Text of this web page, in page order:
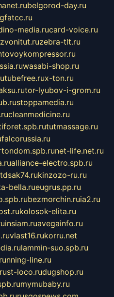
belgorod-day.ru
media.rucard-voice.ru
zvonitut.ruzebra-tlt.ru
wasabi-shop.ru
x-ton.ru
tor-lyubov-i-grom.ru
stoppamedia.ru
cleanmedicine.ru
tutmassage.ru
falcorussia.ru
net-life.net.ru
alliance-electro.spb.ru
tdsak74.rukinzozo-ru.ru
bella.rueugrus.pp.ru
bezmorchin.ruia2.ru
kolosok-elita.ru
insiam.ruavegainfo.ru
vlast16.rukorru.net
lammin-suo.spb.ru
running-line.ru
rust-loco.rudugshop.ru
mymubaby.ru